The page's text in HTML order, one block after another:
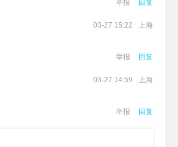
举报 回复
03-27 15:22 上海
举报 回复
03-27 14:59 上海
举报 回复